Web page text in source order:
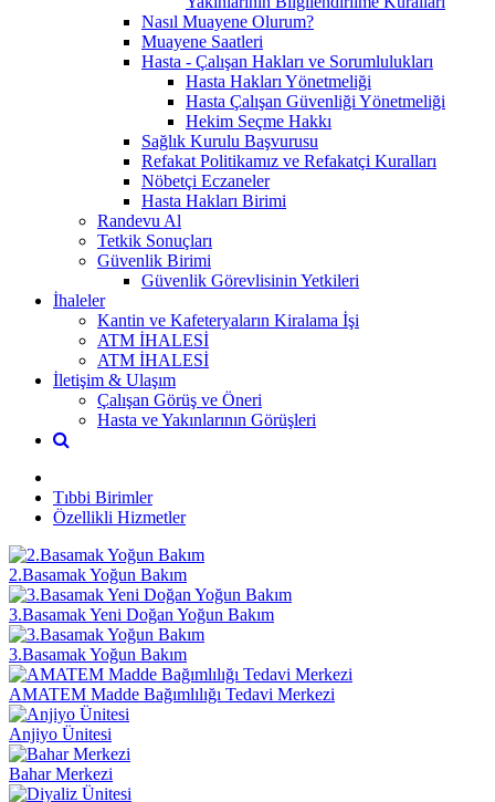
Nasıl Muayene Olurum?
Muayene Saatleri
Hasta - Çalışan Hakları ve Sorumlulukları
Hasta Hakları Yönetmeliği
Hasta Çalışan Güvenliği Yönetmeliği
Hekim Seçme Hakkı
Sağlık Kurulu Başvurusu
Refakat Politikamız ve Refakatçi Kuralları
Nöbetçi Eczaneler
Hasta Hakları Birimi
Randevu Al
Tetkik Sonuçları
Güvenlik Birimi
Güvenlik Görevlisinin Yetkileri
İhaleler
Kantin ve Kafeteryaların Kiralama İşi
ATM İHALESİ
ATM İHALESİ
İletişim & Ulaşım
Çalışan Görüş ve Öneri
Hasta ve Yakınlarının Görüşleri
Tıbbi Birimler
Özellikli Hizmetler
2.Basamak Yoğun Bakım
3.Basamak Yeni Doğan Yoğun Bakım
3.Basamak Yoğun Bakım
AMATEM Madde Bağımlılığı Tedavi Merkezi
Anjiyo Ünitesi
Bahar Merkezi